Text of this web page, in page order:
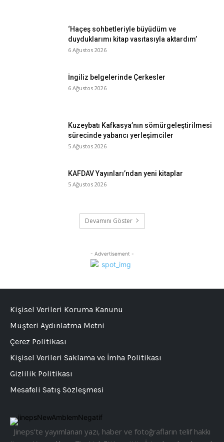
‘Haçeş sohbetleriyle büyüdüm ve
duyduklarımı kitap vasıtasıyla aktardım’
6 Ağustos 2026
İngiliz belgelerinde Çerkesler
6 Ağustos 2026
Kuzeybatı Kafkasya’nın sömürgeleştirilmesi
sürecinde yabancı yerleşimciler
5 Ağustos 2026
KAFDAV Yayınları’ndan yeni kitaplar
5 Ağustos 2026
Devamını Göster
- Advertisement -
Jineps’te yayımlanan yazı, haber ve fotoğrafların telif hakkı
Kişisel Verileri Koruma Kanunu
Müşteri Aydınlatma Metni
Çerez Politikası
Kişisel Verileri Saklama ve İmha Politikası
Gizlilik Politikası
Mesafeli Satış Sözleşmesi